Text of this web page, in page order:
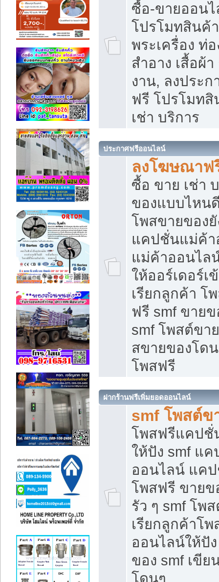
ซื้อ-ขายออน
โปรโมทสินค้
พระเครื่อง ท่อ
สำอาง เสื้อผ้
งาน, ลงประ
ฟรี โปรโมท
เช่า บริการ
ประกาศฟรีออนไลน์
ลงโฆษณาฟ
ซื้อ ขาย เช่า
ของแบบไหน
โพสขายของยั
แคปชั่นแม่ค้
แม่ค้าออนไล
ให้ออร์เดอร์เ
เรียกลูกค้า โ
ฟรี smf ขาย
smf โพสต์ขา
สขายของโด
โพสฟรี
ฝากร้านฟรีเพิ่มยอดออนไลน์
smf โพสต์ข
โพสฟรีแคปชั่
ให้ปัง smf แ
ออนไลน์ แค
โพสฟรี ขายข
รัว ๆ smf โพ
เรียกลูกค้าโ
ออนไลน์ให้ปั
ของ smf เขี
โดนๆ